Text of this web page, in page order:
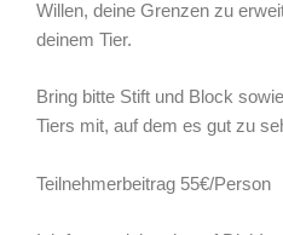
Willen, deine Grenzen zu
deinem Tier.
Bring bitte Stift und Block
Tiers mit, auf dem es gut zu
Teilnehmerbeitrag 55€/Person